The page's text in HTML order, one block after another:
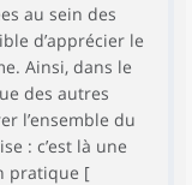
au sein des
d’apprécier le
Ainsi, dans le
des autres
l’ensemble du
: c’est là une
pratique [